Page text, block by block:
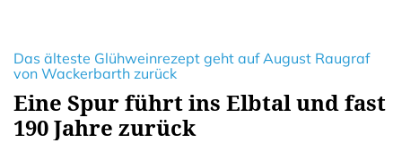
Das älteste Glühweinrezept geht auf August Raugraf
von Wackerbarth zurück
Eine Spur führt ins Elbtal und fast
190 Jahre zurück